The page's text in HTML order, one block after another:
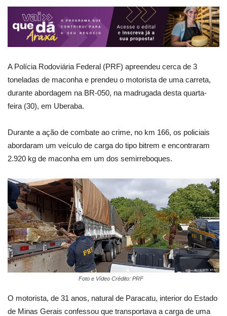
A Polícia Rodoviária Federal (PRF) apreendeu cerca de 3
toneladas de maconha e prendeu o motorista de uma carreta,
durante abordagem na BR-050, na madrugada desta quarta-
feira (30), em Uberaba.
Durante a ação de combate ao crime, no km 166, os policiais
abordaram um veículo de carga do tipo bitrem e encontraram
2.920 kg de maconha em um dos semirreboques.
Foto e Vídeo Crédito: PRF
O motorista, de 31 anos, natural de Paracatu, interior do Estado
de Minas Gerais confessou que transportava a carga de uma